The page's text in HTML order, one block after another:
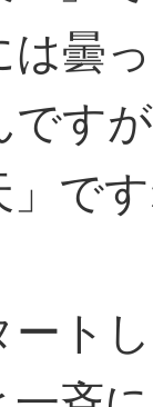
は曇
です
」で
ート